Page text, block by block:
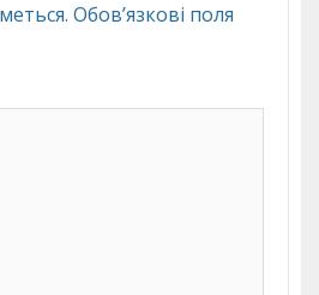
Обов’язкові поля